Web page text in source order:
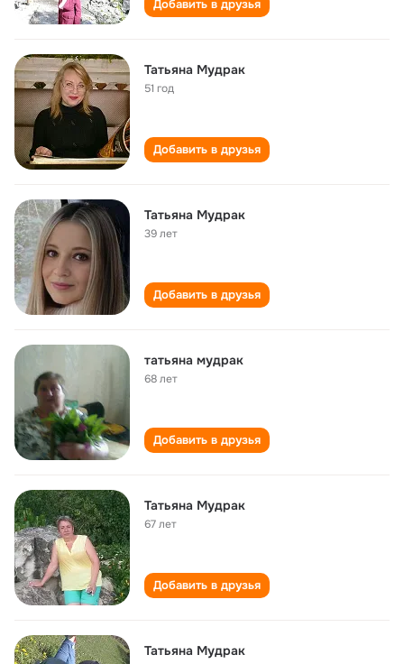
Добавить в друзья
Татьяна Мудрак
51 год
Добавить в друзья
Татьяна Мудрак
39 лет
Добавить в друзья
татьяна мудрак
68 лет
Добавить в друзья
Татьяна Мудрак
67 лет
Добавить в друзья
Татьяна Мудрак